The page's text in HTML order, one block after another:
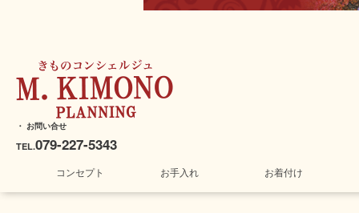
・ お問い合せ
TEL.079-227-5343
コンセプト お手入れ お着付け